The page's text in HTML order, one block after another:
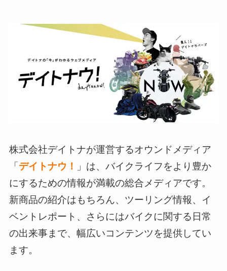
株式会社デイトナが運営するオウンドメディア
「 デイトナウ！
」は、バイクライフをより豊か
にするための情報が満載の総合メディアです。
新商品の紹介はもちろん、ツーリング情報、イ
ベントレポート、さらにはバイクに関する日常
の出来事まで、幅広いコンテンツを提供してい
ます。